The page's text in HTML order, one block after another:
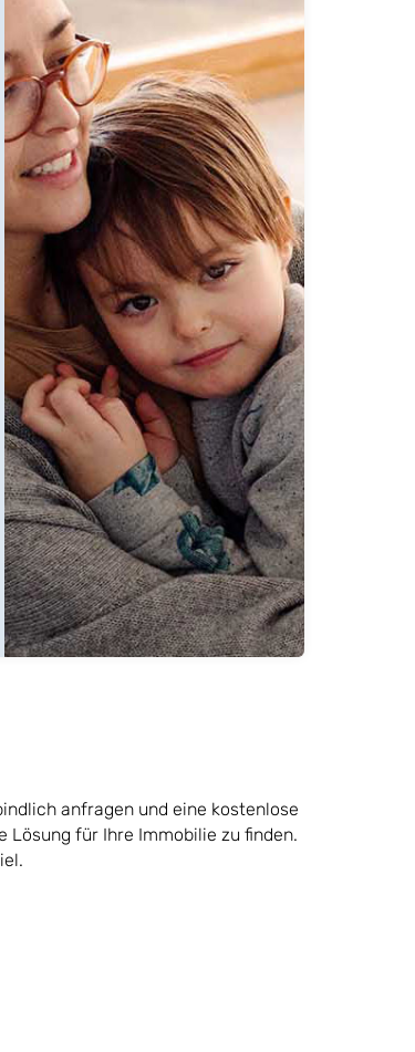
anfragen und eine kostenlose
für Ihre Immobilie zu finden.